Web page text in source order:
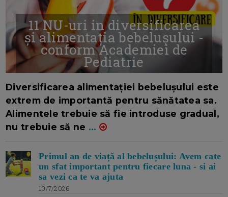
11 NU-uri in diversificarea
și alimentația bebelușului -
conform Academiei de
Pediatrie
Diversificarea alimentației bebelușului este
extrem de importantă pentru sănătatea sa.
Alimentele trebuie să fie introduse gradual,
nu trebuie să ne ...
Primul an de viață al bebelușului: Avem cate
un sfat important pentru fiecare luna - si ai
sa vezi ca te va ajuta
10/7/2026